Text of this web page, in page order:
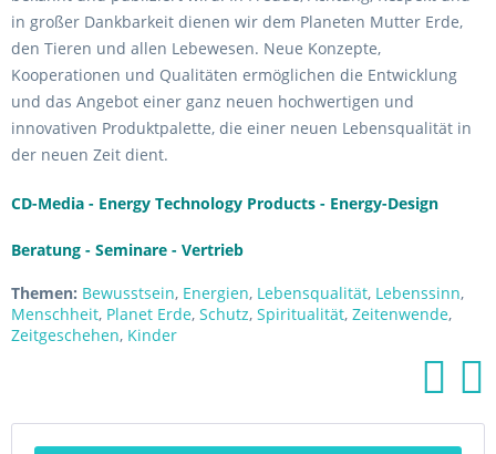
in großer Dankbarkeit dienen wir dem Planeten Mutter Erde,
den Tieren und allen Lebewesen. Neue Konzepte,
Kooperationen und Qualitäten ermöglichen die Entwicklung
und das Angebot einer ganz neuen hochwertigen und
innovativen Produktpalette, die einer neuen Lebensqualität in
der neuen Zeit dient.
CD-Media - Energy Technology Products - Energy-Design
Beratung - Seminare - Vertrieb
Themen: Bewusstsein, Energien, Lebensqualität, Lebenssinn,
Menschheit, Planet Erde, Schutz, Spiritualität, Zeitenwende,
Zeitgeschehen, Kinder